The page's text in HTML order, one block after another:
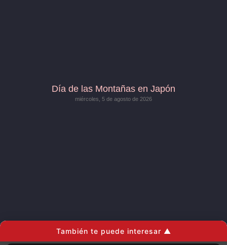
Día de las Montañas en Japón
miércoles, 5 de agosto de 2026
También te puede interesar ▲